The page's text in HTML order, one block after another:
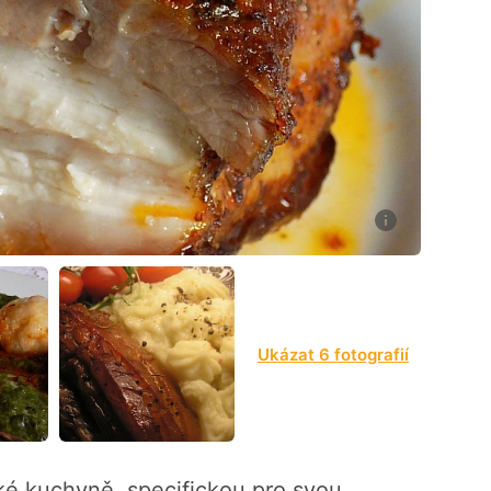
3 Ukázat 6 fotografií